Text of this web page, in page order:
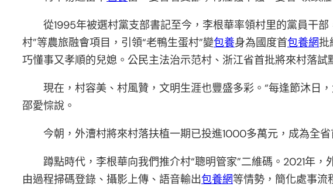
從1995年被選村黨支部書記至今，李根華率領村里的黨員干
村”等農旅融會項目，引領“老鴨生蛋村”變包養身為國度首包養網批
巧懂事又孝順的兒媳。公民主法治示范村、浙江省首批將來村落試
現在，村容美、村風贊，文明生涯也豐盛多彩。“每逢節沐日
邵愛悰說。
今朝，外漕村將來村落扶植一期已投進1000多萬元，成為全
蹲點時代，李根華向我們推介村“聰明管家”二維碼。2021年，
由過程掃碼登錄、攝影上傳、語音輸出包養網等情勢，簡化處事流